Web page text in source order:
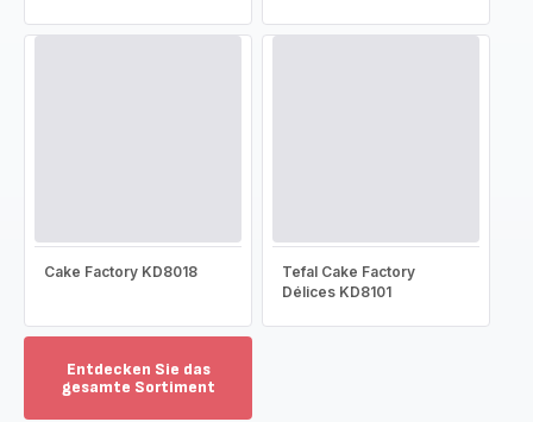
Cake Factory KD8018
Tefal Cake Factory
Délices KD8101
Entdecken Sie das
gesamte Sortiment